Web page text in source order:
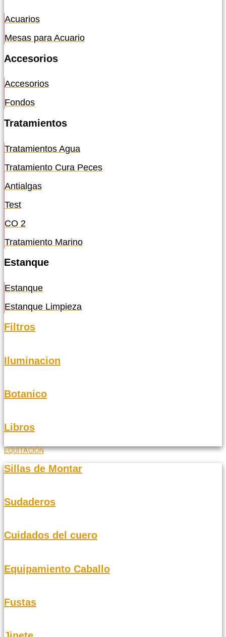
Acuarios
Mesas para Acuario
Accesorios
Accesorios
Fondos
Tratamientos
Tratamientos Agua
Tratamiento Cura Peces
Antialgas
Test
CO 2
Tratamiento Marino
Estanque
Estanque
Estanque Limpieza
Filtros
Iluminacion
Botanico
Libros
EQUITACION
Sillas de Montar
Sudaderos
Cuidados del cuero
Equipamiento Caballo
Fustas